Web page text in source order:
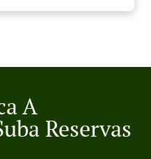
A
Reservas